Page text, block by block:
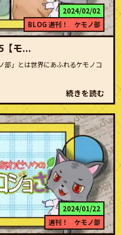
2024/02/02
BLOG週刊！ ケモノ部
【モ...
」とは世界にあふれるケモノコ
続きを読む
2024/01/22
週刊！ ケモノ部